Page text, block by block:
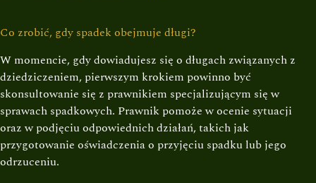
Co zrobić, gdy spadek obejmuje długi?
W momencie, gdy dowiadujesz się o długach związanych z
dziedziczeniem, pierwszym krokiem powinno być
skonsultowanie się z prawnikiem specjalizującym się w
sprawach spadkowych. Prawnik pomoże w ocenie sytuacji
oraz w podjęciu odpowiednich działań, takich jak
przygotowanie oświadczenia o przyjęciu spadku lub jego
odrzuceniu.